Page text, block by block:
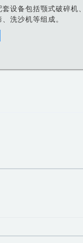
套设备包括颚式破碎机
洗沙机等组成。